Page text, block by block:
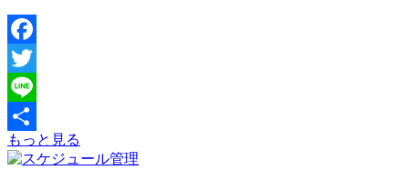
Facebook
Twitter
Line
共
もっと見る